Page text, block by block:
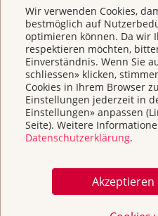
Wir verwenden Cookies,
bestmöglich auf
optimieren können. Da wir
respektieren möchten,
Einverständnis. Wenn Sie
schliessen» klicken,
Cookies in Ihrem Browser
Einstellungen jederzeit in
Einstellungen» anpassen
Seite). Weitere
Datenschutzerklärung.
Akzeptieren
Kooperation mit der
Familienbegleitung
Flyer
Projektpartner
Die Krebsliga
Verein
allen Zentralschweizer
professionelle
mit Respekt und
Bedürfnisse der Familien
DieRömisch-katholische
unterstützt das
Weitere Themen